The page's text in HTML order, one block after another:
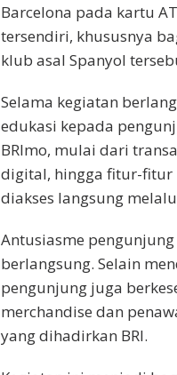
Barcelona pada kartu
tersendiri, khususnya
klub asal Spanyol
Selama kegiatan
edukasi kepada
BRImo, mulai dari
digital, hingga fitur-fitur
diakses langsung
Antusiasme
berlangsung. Selain
pengunjung juga
merchandise dan
yang dihadirkan BRI.